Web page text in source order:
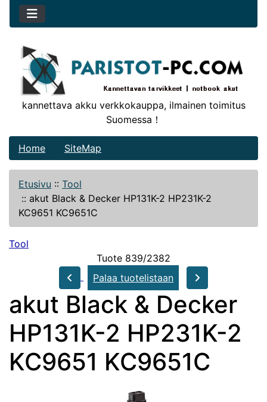
kannettava akku verkkokauppa, ilmainen toimitus
Suomessa！
Home SiteMap
Etusivu :: Tool
:: akut Black & Decker HP131K-2 HP231K-2
KC9651 KC9651C
Tool
Tuote 839/2382
Palaa tuotelistaan
akut Black & Decker
HP131K-2 HP231K-2
KC9651 KC9651C